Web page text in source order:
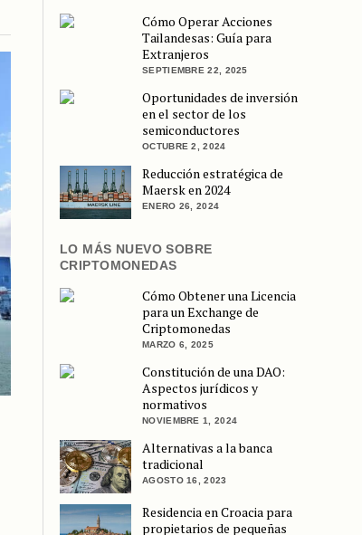
Cómo Operar Acciones
Tailandesas: Guía para
Extranjeros
SEPTIEMBRE 22, 2025
Oportunidades de inversión
en el sector de los
semiconductores
OCTUBRE 2, 2024
Reducción estratégica de
Maersk en 2024
ENERO 26, 2024
LO MÁS NUEVO SOBRE
CRIPTOMONEDAS
Cómo Obtener una Licencia
para un Exchange de
Criptomonedas
MARZO 6, 2025
Constitución de una DAO:
Aspectos jurídicos y
normativos
NOVIEMBRE 1, 2024
Alternativas a la banca
tradicional
AGOSTO 16, 2023
Residencia en Croacia para
propietarios de pequeñas